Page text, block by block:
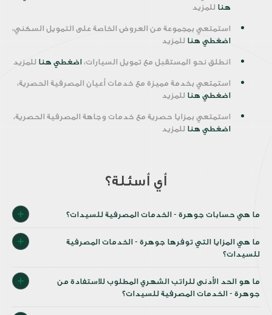
هنا للمزيد
استمتعي بمجموعة من العروض الخاصة على التمويل السكني،
اضغطي هنا للمزيد
انطلق نحو المستقبل مع تمويل السيارات، اضغطي هنا للمزيد
استمتعي بخدمة مميزة مع خدمات أعيان المصرفية الحصرية،
اضغطي هنا للمزيد
استمتعي بمزايا حصرية مع خدمات وجاهة المصرفية الحصرية،
اضغطي هنا للمزيد
أي أسئلة؟
ما هي حسابات جوهرة - الخدمات المصرفية للسيدات؟
ما هي المزايا التي توفرها جوهرة - الخدمات المصرفية
للسيدات؟
ما هو الحد الأدنى للراتب الشهري المطلوب للاستفادة من
جوهرة - الخدمات المصرفية للسيدات؟